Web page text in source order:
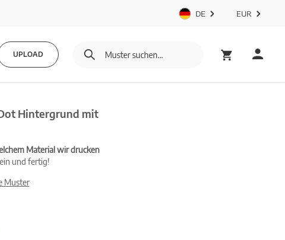
DE EUR
UPLOAD
Hintergrund mit
Material wir drucken
und fertig!
Muster